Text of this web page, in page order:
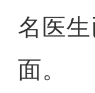
名医
面。